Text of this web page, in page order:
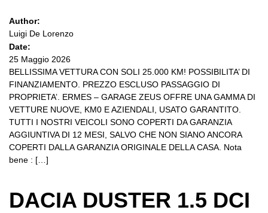
Author:
Luigi De Lorenzo
Date:
25 Maggio 2026
BELLISSIMA VETTURA CON SOLI 25.000 KM! POSSIBILITA’ DI
FINANZIAMENTO. PREZZO ESCLUSO PASSAGGIO DI
PROPRIETA’. ERMES – GARAGE ZEUS OFFRE UNA GAMMA DI
VETTURE NUOVE, KM0 E AZIENDALI, USATO GARANTITO.
TUTTI I NOSTRI VEICOLI SONO COPERTI DA GARANZIA
AGGIUNTIVA DI 12 MESI, SALVO CHE NON SIANO ANCORA
COPERTI DALLA GARANZIA ORIGINALE DELLA CASA. Nota
bene : […]
DACIA DUSTER 1.5 DCI